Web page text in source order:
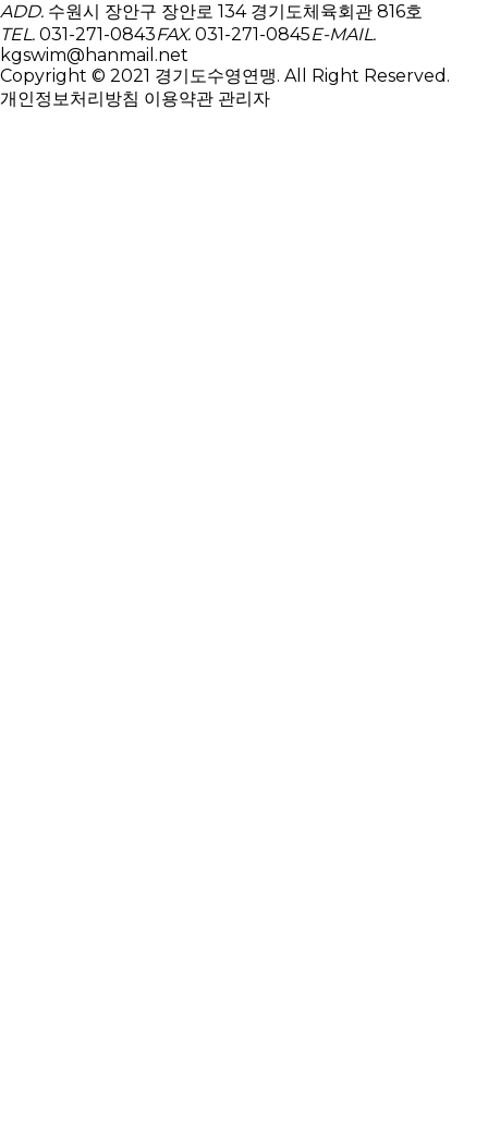
ADD. 수원시 장안구 장안로 134 경기도체육회관 816호
TEL. 031-271-0843FAX. 031-271-0845E-MAIL.
kgswim@hanmail.net
Copyright © 2021 경기도수영연맹. All Right Reserved.
개인정보처리방침 이용약관 관리자